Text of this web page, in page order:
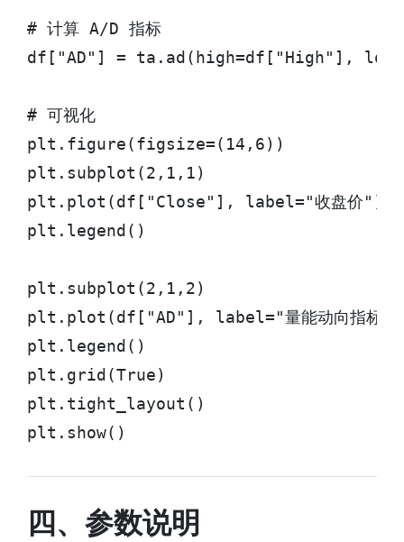
# 计算 A/D 指标
df["AD"] = ta.ad(high=df["High"],
# 可视化
plt.figure(figsize=(14,6))
plt.subplot(2,1,1)
plt.plot(df["Close"], label="收盘价")
plt.legend()
plt.subplot(2,1,2)
plt.plot(df["AD"], label="量能动向指标
plt.legend()
plt.grid(True)
plt.tight_layout()
plt.show()
四、参数说明